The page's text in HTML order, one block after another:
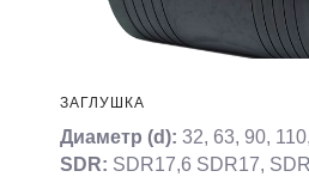
ЗАГЛУШКА
Диаметр (d): 32, 63, 90,
SDR: SDR17,6 SDR17,